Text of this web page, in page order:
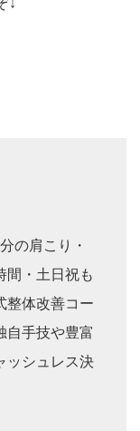
↓
の肩こり・
間・土日祝も
整体改善コー
自手技や豊富
ッシュレス決